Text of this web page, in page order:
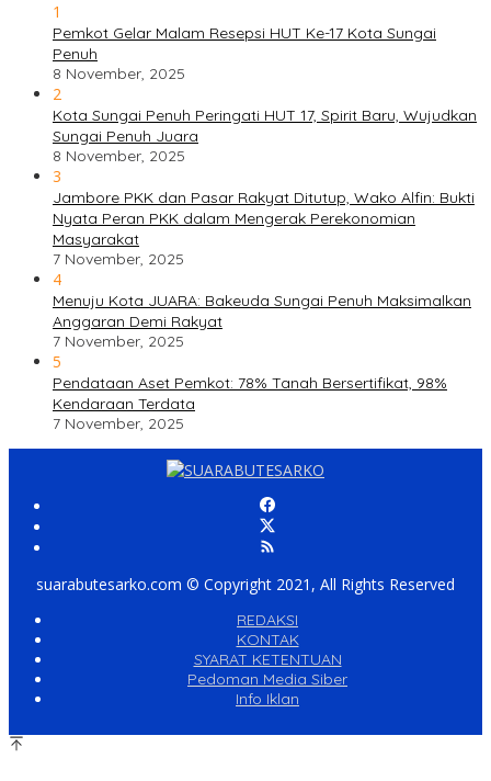
1
Pemkot Gelar Malam Resepsi HUT Ke-17 Kota Sungai
Penuh
8 November, 2025
2
Kota Sungai Penuh Peringati HUT 17, Spirit Baru, Wujudkan
Sungai Penuh Juara
8 November, 2025
3
Jambore PKK dan Pasar Rakyat Ditutup, Wako Alfin: Bukti
Nyata Peran PKK dalam Mengerak Perekonomian
Masyarakat
7 November, 2025
4
Menuju Kota JUARA: Bakeuda Sungai Penuh Maksimalkan
Anggaran Demi Rakyat
7 November, 2025
5
Pendataan Aset Pemkot: 78% Tanah Bersertifikat, 98%
Kendaraan Terdata
7 November, 2025
suarabutesarko.com © Copyright 2021, All Rights Reserved
REDAKSI
KONTAK
SYARAT KETENTUAN
Pedoman Media Siber
Info Iklan